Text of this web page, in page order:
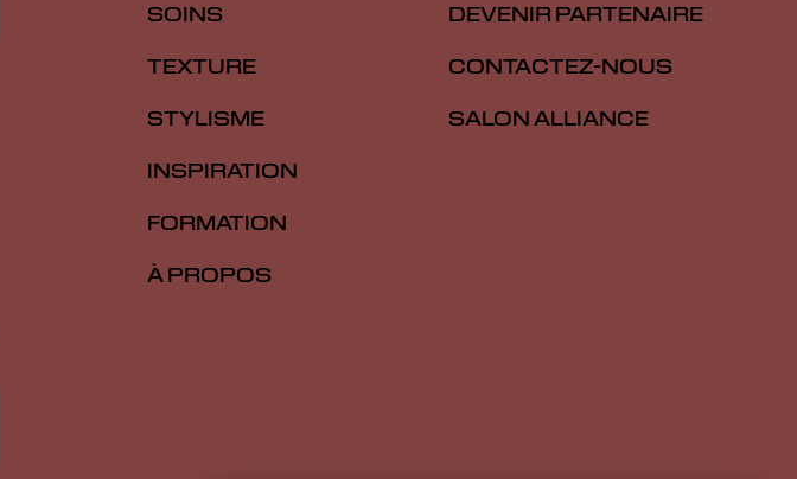
SOINS
TEXTURE
STYLISME
INSPIRATION
FORMATION
À PROPOS
DEVENIR PARTENAIRE
CONTACTEZ-NOUS
SALON ALLIANCE